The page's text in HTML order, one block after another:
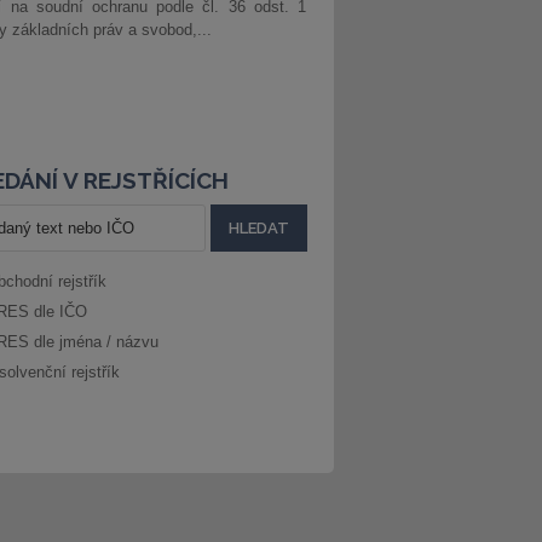
na soudní ochranu podle čl. 36 odst. 1
základních práv a svobod,...
V REJSTŘÍCÍCH
rejstřík
dle IČO
dle jména / názvu
rejstřík